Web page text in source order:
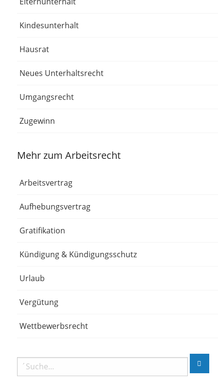
Kindesunterhalt
Hausrat
Neues Unterhaltsrecht
Umgangsrecht
Zugewinn
Mehr zum Arbeitsrecht
Arbeitsvertrag
Aufhebungsvertrag
Gratifikation
Kündigung & Kündigungsschutz
Urlaub
Vergütung
Wettbewerbsrecht